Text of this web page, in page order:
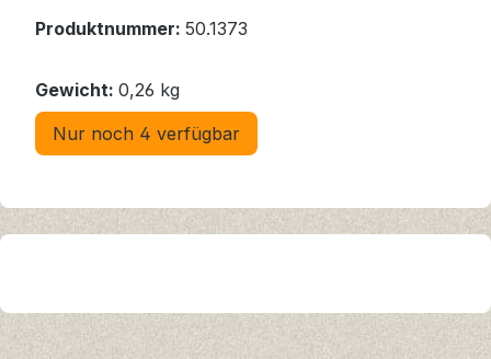
Produktnummer: 50.1373
Gewicht: 0,26 kg
Nur noch 4 verfügbar